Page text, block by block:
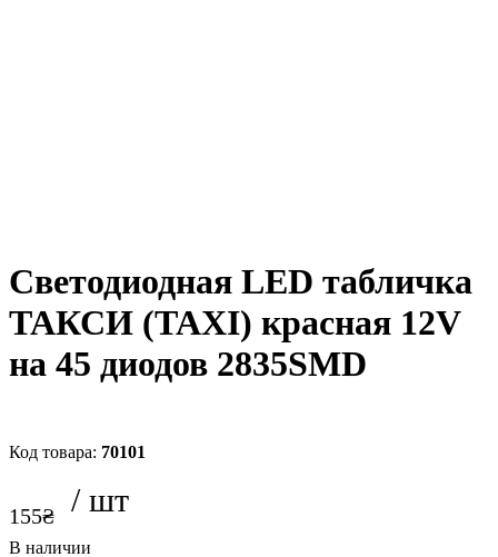
Светодиодная LED табличка
ТАКСИ (TAXI) красная 12V
на 45 диодов 2835SMD
70101
155₴